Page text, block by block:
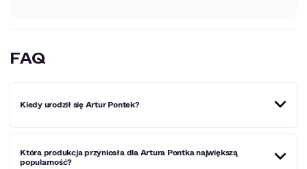
FAQ
Kiedy urodził się Artur Pontek?
Która produkcja przyniosła dla Artura Pontka największą
popularność?